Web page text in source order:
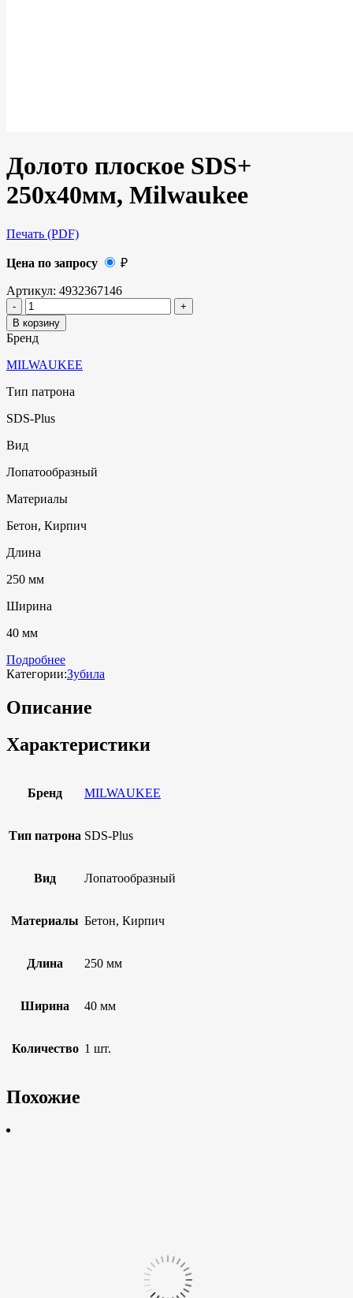
Долото плоское SDS+
250х40мм, Milwaukee
Печать (PDF)
Цена по запросу ₽
Артикул: 4932367146
В корзину
Бренд
MILWAUKEE
Тип патрона
SDS-Plus
Вид
Лопатообразный
Материалы
Бетон, Кирпич
Длина
250 мм
Ширина
40 мм
Подробнее
Категории:Зубила
Описание
Характеристики
Бренд MILWAUKEE
Тип патрона SDS-Plus
Вид Лопатообразный
Материалы Бетон, Кирпич
Длина 250 мм
Ширина 40 мм
Количество 1 шт.
Похожие